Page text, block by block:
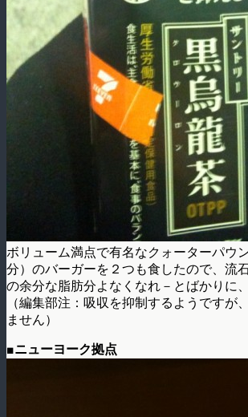
ボリューム満点で有名なクォーターパウ
分）のバーガーを２つも食したので、流
の余分な脂肪分よなくなれ－とばかりに
（編集部注：吸収を抑制するようですが
ません）
■ニューヨーク拠点